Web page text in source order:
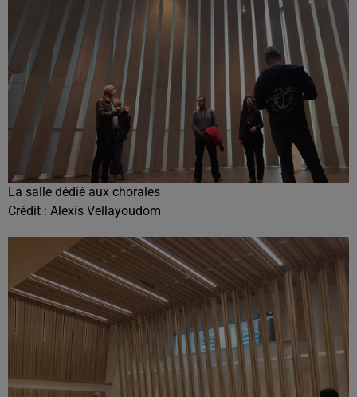
La salle dédié aux chorales
Crédit : Alexis Vellayoudom